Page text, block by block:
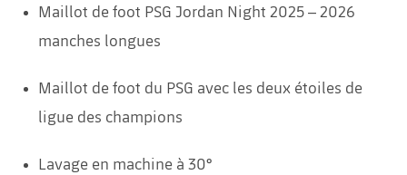
Maillot de foot PSG Jordan Night 2025 – 2026
manches longues
Maillot de foot du PSG avec les deux étoiles de
ligue des champions
Lavage en machine à 30°